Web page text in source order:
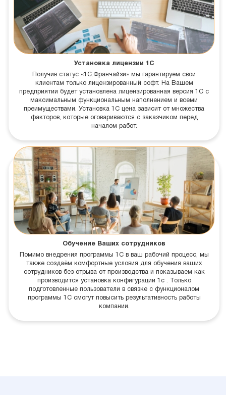
Установка лицензии 1С
Получив статус «1С:Франчайзи» мы гарантируем свои
клиентам только лицензированный софт. На Вашем
предприятии будет установлена лицензированная версия 1С с
максимальным функциональным наполнением и всеми
преимуществами. Установка 1С цена зависит от множества
факторов, которые оговариваются с заказчиком перед
началом работ.
Обучение Ваших сотрудников
Помимо внедрения программы 1С в ваш рабочий процесс, мы
также создаём комфортные условия для обучения ваших
сотрудников без отрыва от производства и показываем как
производится установка конфигурации 1с . Только
подготовленные пользователи в связке с функционалом
программы 1С смогут повысить результативность работы
компании.